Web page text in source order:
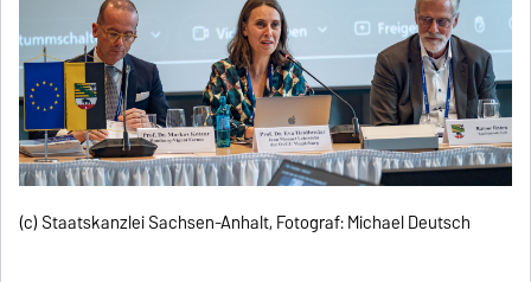
(c) Staatskanzlei Sachsen-Anhalt, Fotograf: Michael Deutsch